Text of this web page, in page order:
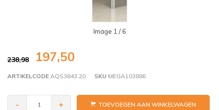
Image 1 / 6
238,98 197,50
ARTIKELCODE AQS3843.20 SKU MEGA103886
- + TOEVOEGEN AAN WINKELWAGEN